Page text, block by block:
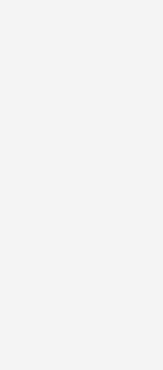
das
Verdampfer,
Die Übergabe und
für das erste Quartal 2026
dann die Produktion der
Systemen die Vorteile von
Kunden zur Verfügung
ausdrückt. „Unsere
eines Werks oder
Emissionen zu
für zukünftige
dienen“, ist sich Uwe